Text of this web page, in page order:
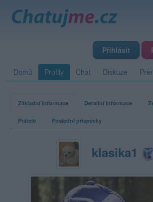
Přihlásit
Domů Profily Chat Diskuze
Základní informace Detailní informace
Přátelé Poslední příspěvky
klasika1